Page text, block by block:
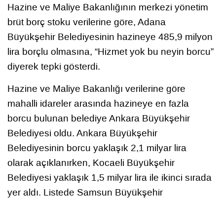
Hazine ve Maliye Bakanlığının merkezi yönetim
brüt borç stoku verilerine göre, Adana
Büyükşehir Belediyesinin hazineye 485,9 milyon
lira borçlu olmasına, “Hizmet yok bu neyin borcu”
diyerek tepki gösterdi.
Hazine ve Maliye Bakanlığı verilerine göre
mahalli idareler arasında hazineye en fazla
borcu bulunan belediye Ankara Büyükşehir
Belediyesi oldu. Ankara Büyükşehir
Belediyesinin borcu yaklaşık 2,1 milyar lira
olarak açıklanırken, Kocaeli Büyükşehir
Belediyesi yaklaşık 1,5 milyar lira ile ikinci sırada
yer aldı. Listede Samsun Büyükşehir